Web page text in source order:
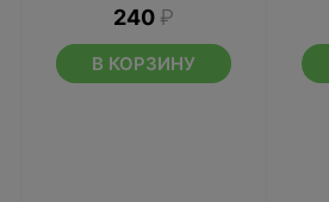
240 ₽
В КОРЗИНУ